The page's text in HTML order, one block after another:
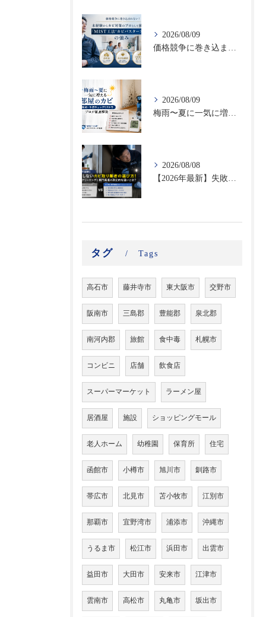
2026/08/09
価格競争に巻き込まれない！未経験からカビ対策のプロとして独立する「MIST工法®カビバスターズFC」の強み｜高収益・高付加価値ビジネスで選ばれる理由
2026/08/09
梅雨〜夏に一気に増える部屋のカビ｜時期別・予防チェックリストをプロが徹底解説
2026/08/08
【2026年最新】失敗しないカビ取り業者の選び方！ハウスクリーニングと専門業者の決定的な違いとは？
タグ Tags
高石市 藤井寺市 東大阪市 交野市
阪南市 三島郡 豊能郡 泉北郡
南河内郡 旅館 食中毒 札幌市
コンビニ 店舗 飲食店
スーパーマーケット ラーメン屋
居酒屋 施設 ショッピングモール
老人ホーム 幼稚園 保育所 住宅
函館市 小樽市 旭川市 釧路市
帯広市 北見市 苫小牧市 江別市
那覇市 宜野湾市 浦添市 沖縄市
うるま市 松江市 浜田市 出雲市
益田市 大田市 安来市 江津市
雲南市 高松市 丸亀市 坂出市